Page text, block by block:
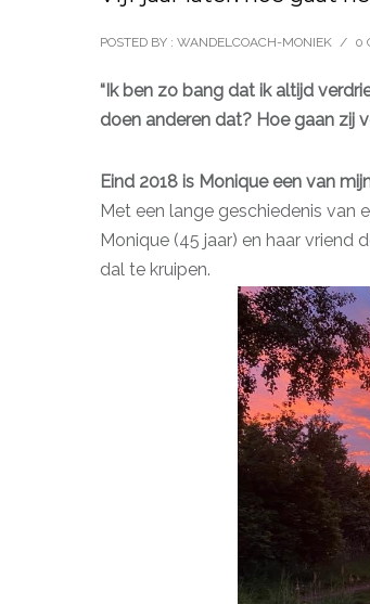
POSTED BY : WANDELCOACH-MONIEK / 0
“Ik ben zo bang dat ik altijd
doen anderen dat? Hoe gaan zij
Eind 2018 is Monique een van
Met een lange geschiedenis van
Monique (45 jaar) en haar vriend
dal te kruipen.